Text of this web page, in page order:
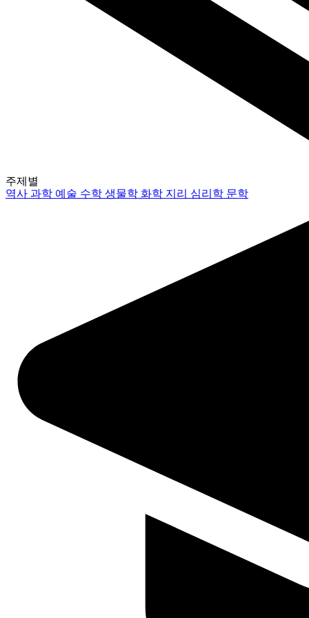
주제별
역사과학 예술 수학생물학 화학 지리 심리학 문학